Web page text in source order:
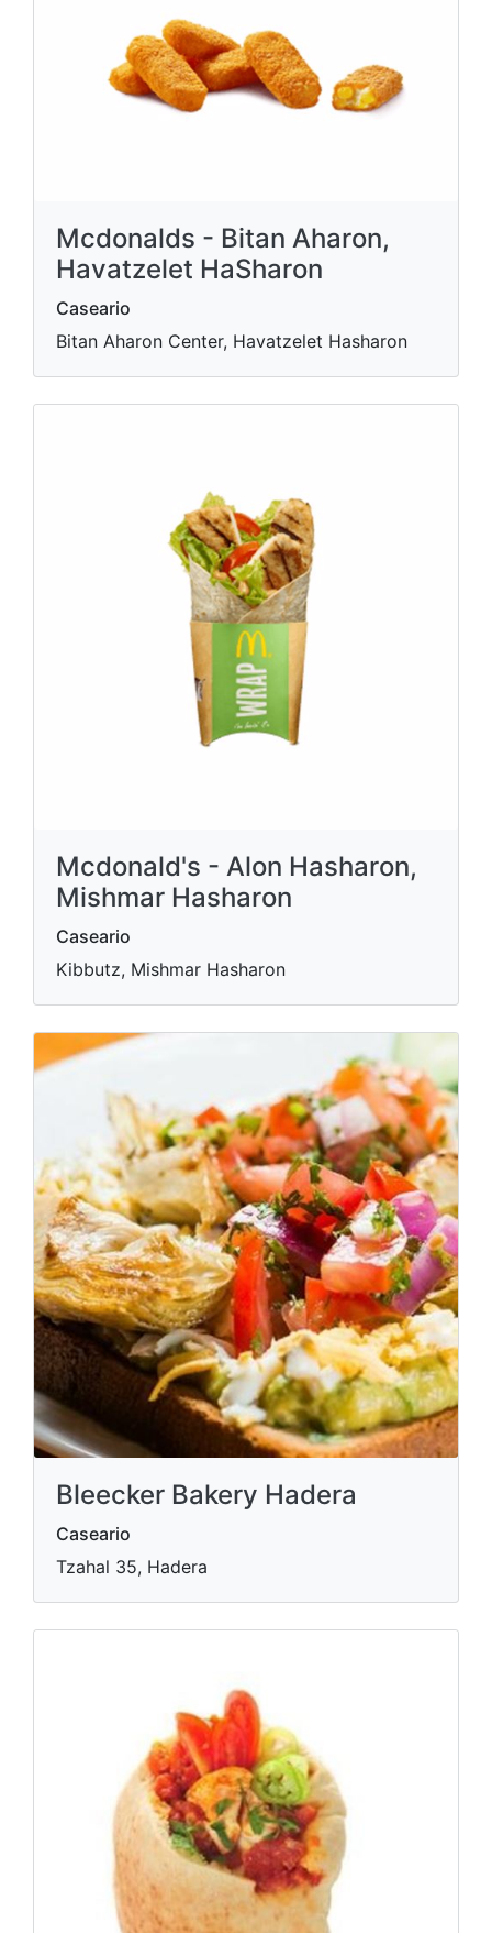
Mcdonalds - Bitan Aharon,
Havatzelet HaSharon
Caseario
Bitan Aharon Center, Havatzelet Hasharon
Mcdonald's - Alon Hasharon,
Mishmar Hasharon
Caseario
Kibbutz, Mishmar Hasharon
Bleecker Bakery Hadera
Caseario
Tzahal 35, Hadera